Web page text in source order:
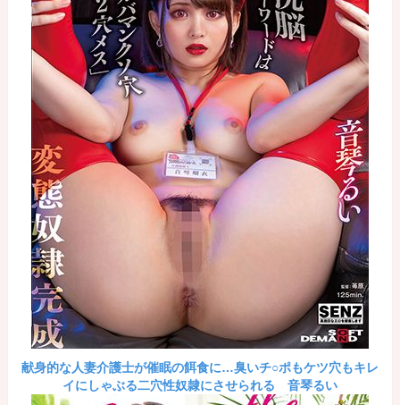
献身的な人妻介護士が催眠の餌食に…臭いチ○ポもケツ穴もキレ
イにしゃぶる二穴性奴隷にさせられる 音琴るい